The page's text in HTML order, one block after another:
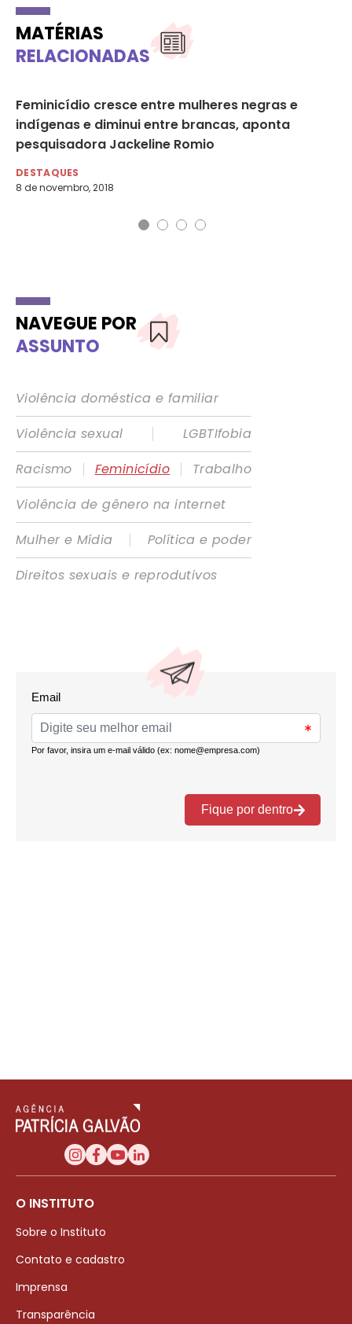
MATÉRIAS
RELACIONADAS
Feminicídio cresce entre mulheres negras e
indígenas e diminui entre brancas, aponta
pesquisadora Jackeline Romio
DESTAQUES
8 de novembro, 2018
NAVEGUE POR
ASSUNTO
Violência doméstica e familiar
Violência sexual
|
LGBTIfobia
Racismo
| Feminicídio |
Trabalho
Violência de gênero na internet
Mulher e Mídia
|
Política e poder
Direitos sexuais e reprodutivos
O INSTITUTO
Sobre o Instituto
Contato e cadastro
Imprensa
Transparência